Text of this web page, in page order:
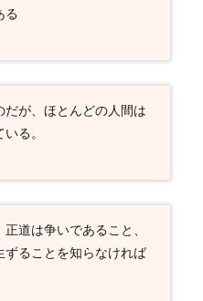
る
が、ほとんどの人間は
る。
道は争いであること、
ることを知らなければ